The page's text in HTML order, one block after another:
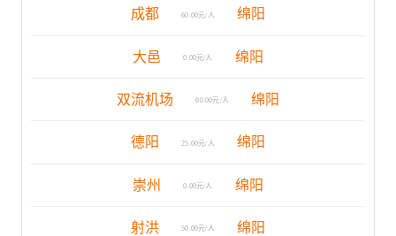
成都 60.00元/人 绵阳
大邑 0.00元/人 绵阳
双流机场 60.00元/人 绵阳
德阳 25.00元/人 绵阳
崇州 0.00元/人 绵阳
射洪 50.00元/人 绵阳